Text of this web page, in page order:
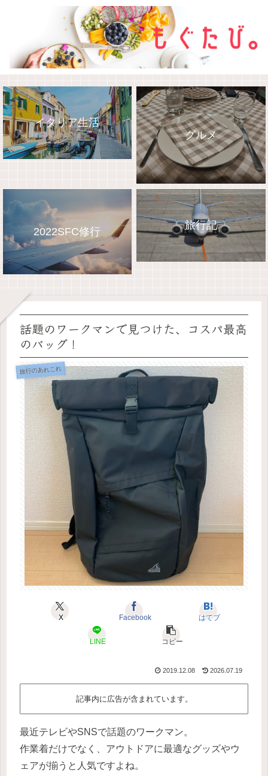
イタリア生活
グルメ
2022SFC修行
旅行記
話題のワークマンで見つけた、コスパ最高
のバッグ！
旅行のあれこれ
X Facebook はてブ
LINE コピー
2019.12.08 2026.07.19
記事内に広告が含まれています。
最近テレビやSNSで話題のワークマン。
作業着だけでなく、アウトドアに最適なグッズやウ
ェアが揃うと人気ですよね。